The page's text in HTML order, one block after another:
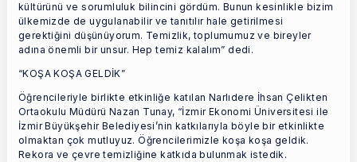
kültürünü ve sorumluluk bilincini gördüm. Bunun kesinlikle bizim
ülkemizde de uygulanabilir ve tanıtılır hale getirilmesi
gerektiğini düşünüyorum. Temizlik, toplumumuz ve bireyler
adına önemli bir unsur. Hep temiz kalalım” dedi.
“KOŞA KOŞA GELDİK”
Öğrencileriyle birlikte etkinliğe katılan Narlıdere İhsan Çelikten
Ortaokulu Müdürü Nazan Tunay, “İzmir Ekonomi Üniversitesi ile
İzmir Büyükşehir Belediyesi’nin katkılarıyla böyle bir etkinlikte
olmaktan çok mutluyuz. Öğrencilerimizle koşa koşa geldik.
Rekora ve çevre temizliğine katkıda bulunmak istedik.